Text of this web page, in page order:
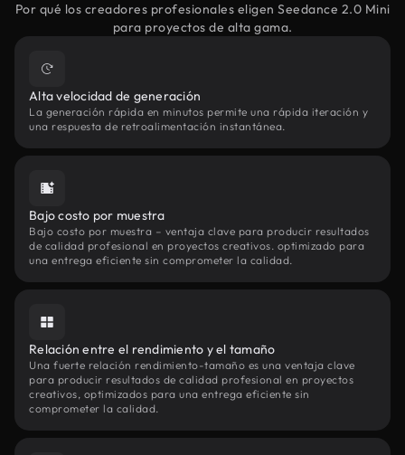
Por qué los creadores profesionales eligen Seedance 2.0 Mini
para proyectos de alta gama.
Alta velocidad de generación
La generación rápida en minutos permite una rápida iteración y
una respuesta de retroalimentación instantánea.
Bajo costo por muestra
Bajo costo por muestra – ventaja clave para producir resultados
de calidad profesional en proyectos creativos. optimizado para
una entrega eficiente sin comprometer la calidad.
Relación entre el rendimiento y el tamaño
Una fuerte relación rendimiento-tamaño es una ventaja clave
para producir resultados de calidad profesional en proyectos
creativos, optimizados para una entrega eficiente sin
comprometer la calidad.